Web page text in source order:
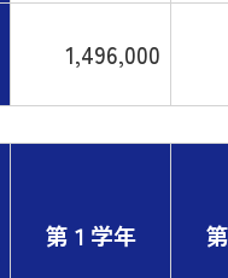
1,496,000
第１学年